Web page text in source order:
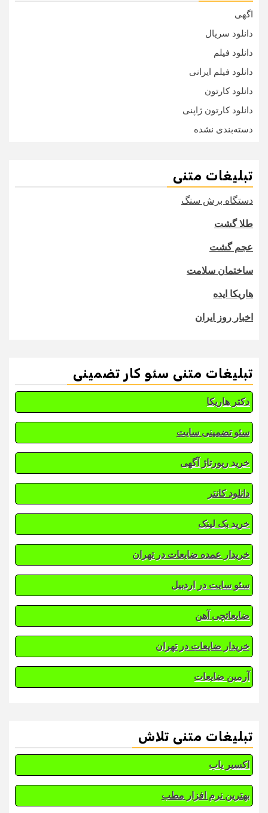
اگهی
دانلود سریال
دانلود فیلم
دانلود فیلم ایرانی
دانلود کارتون
دانلود کارتون ژاپنی
دسته‌بندی نشده
تبلیغات متنی
دستگاه برش سنگ
طلا گشت
عجم گشت
ساختمان سلامت
هاریکا ایده
اخبار روز ایران
تبلیغات متنی سئو کار تضمینی
دکتر هاریکا
سئو تضمینی سایت
خرید رپورتاژ آگهی
دانلود کانتر
خرید بک لینک
خریدار عمده ضایعات در تهران
سئو سایت در اردبیل
ضایعاتچی آهن
خریدار ضایعات در تهران
آرمین ضایعات
تبلیغات متنی تلاش
اکسیر یاب
بهترین نرم افزار مطب